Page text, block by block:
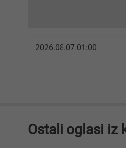
2026.08.07 01:00
Ostali oglasi iz